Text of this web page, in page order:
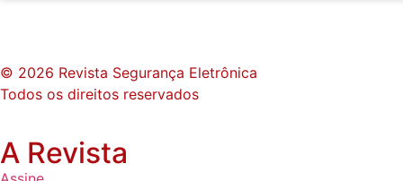
© 2026 Revista Segurança Eletrônica
Todos os direitos reservados
A Revista